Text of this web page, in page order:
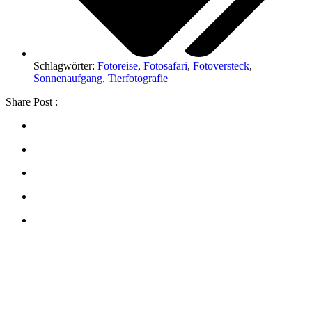
Schlagwörter: Fotoreise, Fotosafari, Fotoversteck,
Sonnenaufgang, Tierfotografie
Share Post :